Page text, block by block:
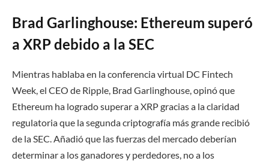
Brad Garlinghouse: Ethereum superó
a XRP debido a la SEC
Mientras hablaba en la conferencia virtual DC Fintech
Week, el CEO de Ripple, Brad Garlinghouse, opinó que
Ethereum ha logrado superar a XRP gracias a la claridad
regulatoria que la segunda criptografía más grande recibió
de la SEC. Añadió que las fuerzas del mercado deberían
determinar a los ganadores y perdedores, no a los